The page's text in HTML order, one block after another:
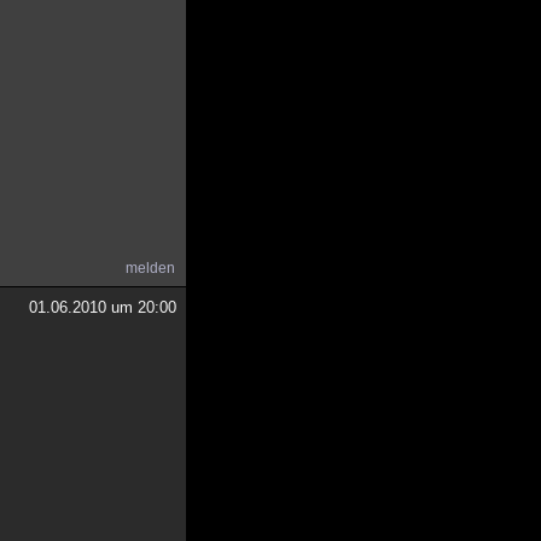
melden
01.06.2010 um 20:00